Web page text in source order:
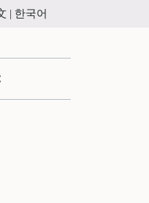
| 한국어